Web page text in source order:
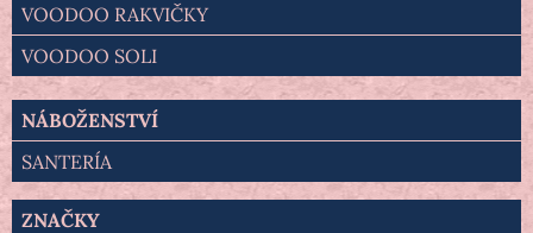
VOODOO RAKVIČKY
VOODOO SOLI
NÁBOŽENSTVÍ
SANTERÍA
ZNAČKY